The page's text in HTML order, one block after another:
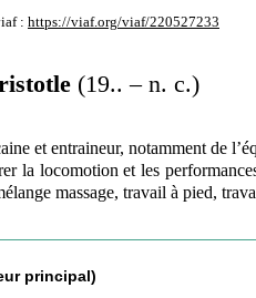
: https://viaf.org/viaf/220527233
(19.. – n. c.)
et entraineur, notamment de
la locomotion et les
massage, travail à pied,
principal)